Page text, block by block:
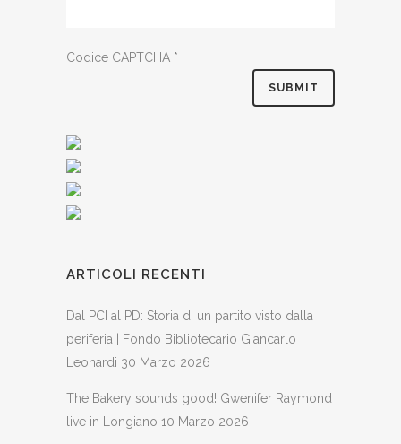
Codice CAPTCHA *
ARTICOLI RECENTI
Dal PCI al PD: Storia di un partito visto dalla
periferia | Fondo Bibliotecario Giancarlo
Leonardi 30 Marzo 2026
The Bakery sounds good! Gwenifer Raymond
live in Longiano 10 Marzo 2026